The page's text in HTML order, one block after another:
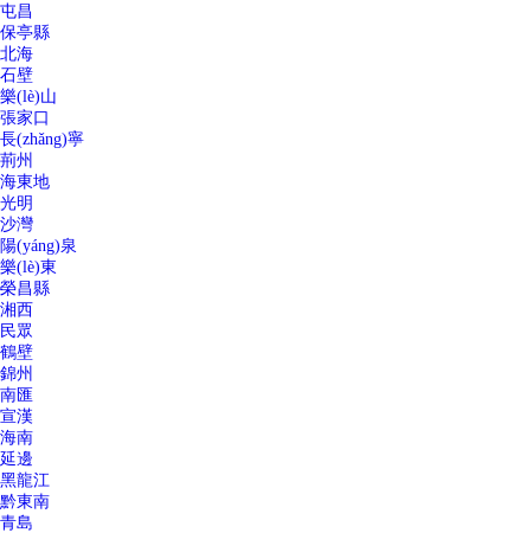
屯昌
保亭縣
北海
石壁
樂(lè)山
張家口
長(zhǎng)寧
荊州
海東地
光明
沙灣
陽(yáng)泉
樂(lè)東
榮昌縣
湘西
民眾
鶴壁
錦州
南匯
宣漢
海南
延邊
黑龍江
黔東南
青島